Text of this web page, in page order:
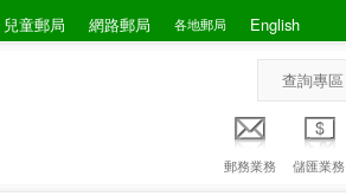
兒童郵局 網路郵局 各地郵局 English
查詢專區
郵務業務 儲匯業務